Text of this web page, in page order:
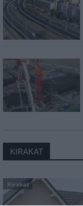
KIRAKAT
Kirakat